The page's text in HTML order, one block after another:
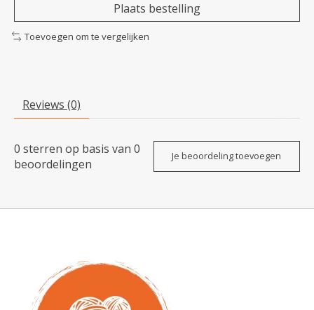
Plaats bestelling
Toevoegen om te vergelijken
Reviews (0)
0 sterren op basis van 0
beoordelingen
Je beoordeling toevoegen